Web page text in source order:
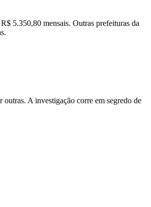
5.350,80 mensais. Outras prefeituras da
A investigação corre em segredo de